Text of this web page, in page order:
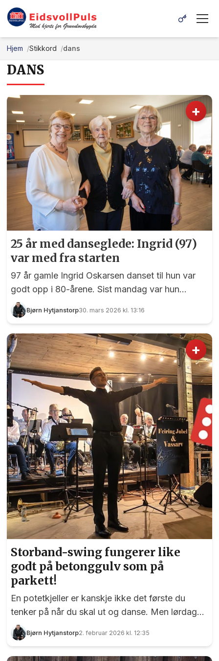
Hjem Stikkord dans
DANS
+
25 år med danseglede: Ingrid (97)
var med fra starten
97 år gamle Ingrid Oskarsen danset til hun var
godt opp i 80-årene. Sist mandag var hun
tilbake på dansegulvet – som æresgjest da
Gladbakk Eidsvoll Seniordans feiret et kvart
Bjørn Hytjanstorp30. mars 2026 kl. 13:16
+
Storband-swing fungerer like
godt på betonggulv som på
parkett!
En potetkjeller er kanskje ikke det første du
tenker på når du skal ut og danse. Men lørdag
kveld beviste Feiring Jubel & Vassarv at
storband-swing fungerer like godt på
Bjørn Hytjanstorp2. februar 2026 kl. 12:35